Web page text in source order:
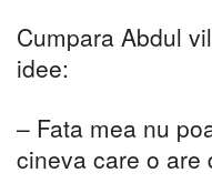
Cumpara Abdul
idee:
– Fata mea nu
cineva care o are